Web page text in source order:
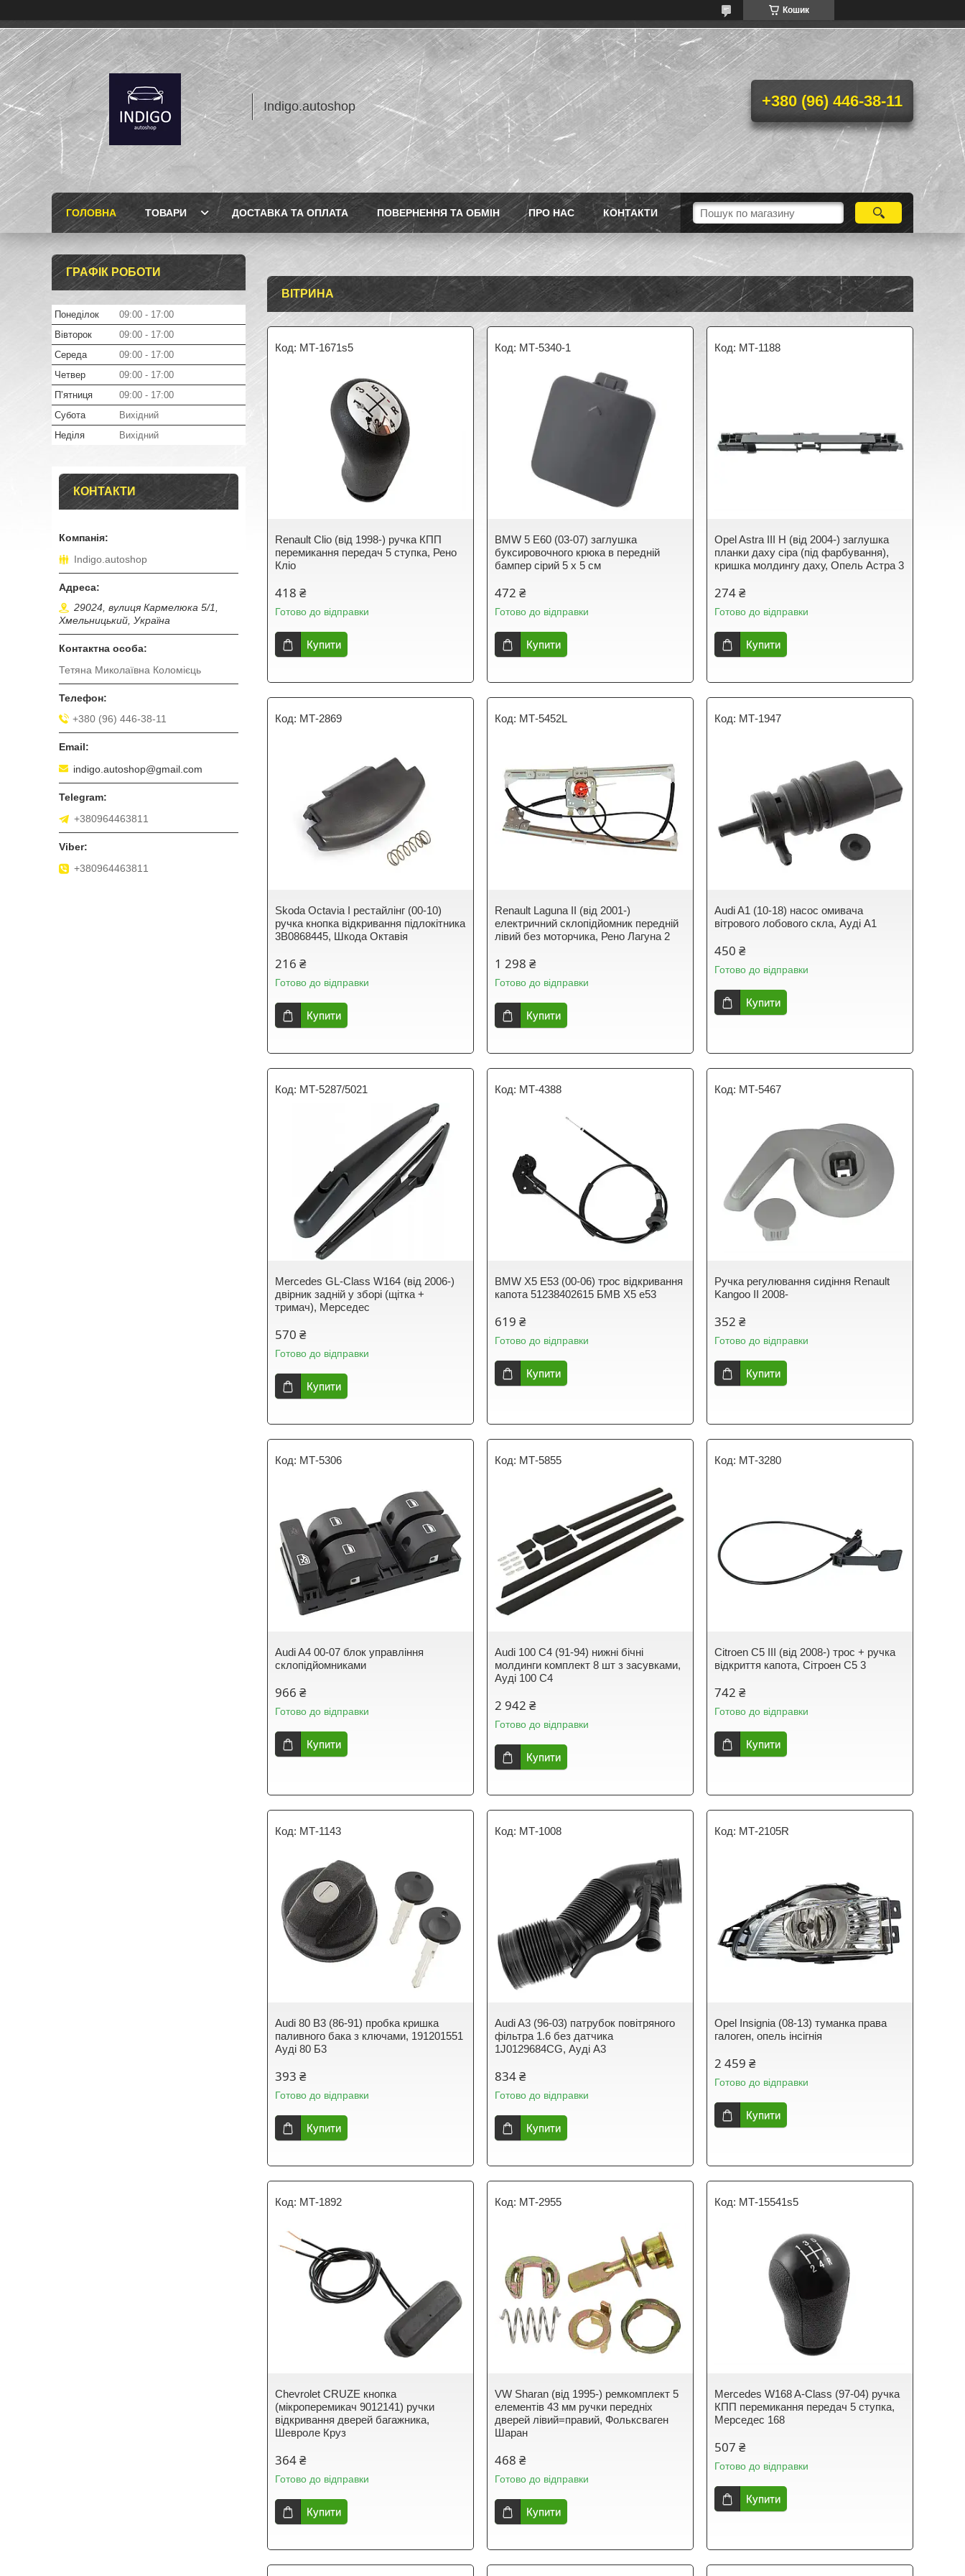
Кошик
Indigo.autoshop +380 (96) 446-38-11
ГОЛОВНА ТОВАРИ ДОСТАВКА ТА ОПЛАТА ПОВЕРНЕННЯ ТА ОБМІН ПРО НАС КОНТАКТИ
ВІТРИНА
МТ-1671s5
Renault Clio (від 1998-) ручка КПП
перемикання передач 5 ступка, Рено
Кліо
418 ₴
Готово до відправки
Купити
МТ-5340-1
BMW 5 E60 (03-07) заглушка
буксировочного крюка в передній
бампер сірий 5 х 5 см
472 ₴
Готово до відправки
Купити
МТ-1188
Opel Astra III H (від 2004-) заглушка
планки даху сіра (під фарбування),
кришка молдингу даху, Опель Астра 3
274 ₴
Готово до відправки
Купити
МТ-2869
Skoda Octavia I рестайлінг (00-10)
ручка кнопка відкривання підлокітника
3B0868445, Шкода Октавія
216 ₴
Готово до відправки
Купити
МТ-5452L
Renault Laguna II (від 2001-)
електричний склопідйомник передній
лівий без моторчика, Рено Лагуна 2
1 298 ₴
Готово до відправки
Купити
МТ-1947
Audi A1 (10-18) насос омивача
вітрового лобового скла, Ауді А1
450 ₴
Готово до відправки
Купити
МТ-5287/5021
Mercedes GL-Class W164 (від 2006-)
двірник задній у зборі (щітка +
тримач), Мерседес
570 ₴
Готово до відправки
Купити
МТ-4388
BMW X5 E53 (00-06) трос відкривання
капота 51238402615 БМВ Х5 е53
619 ₴
Готово до відправки
Купити
МТ-5467
Ручка регулювання сидіння Renault
Kangoo II 2008-
352 ₴
Готово до відправки
Купити
МТ-5306
Audi A4 00-07 блок управління
склопідйомниками
966 ₴
Готово до відправки
Купити
МТ-5855
Audi 100 C4 (91-94) нижні бічні
молдинги комплект 8 шт з засувками,
Ауді 100 С4
2 942 ₴
Готово до відправки
Купити
МТ-3280
Citroen C5 III (від 2008-) трос + ручка
відкриття капота, Сітроен С5 3
742 ₴
Готово до відправки
Купити
МТ-1143
Audi 80 B3 (86-91) пробка кришка
паливного бака з ключами, 191201551
Ауді 80 Б3
393 ₴
Готово до відправки
Купити
МТ-1008
Audi A3 (96-03) патрубок повітряного
фільтра 1.6 без датчика
1J0129684CG, Ауді А3
834 ₴
Готово до відправки
Купити
МТ-2105R
Opel Insignia (08-13) туманка права
галоген, опель інсігнія
2 459 ₴
Готово до відправки
Купити
МТ-1892
Chevrolet CRUZE кнопка
(мікроперемикач 9012141) ручки
відкривання дверей багажника,
Шевроле Круз
364 ₴
Готово до відправки
Купити
МТ-2955
VW Sharan (від 1995-) ремкомплект 5
елементів 43 мм ручки передніх
дверей лівий=правий, Фольксваген
Шаран
468 ₴
Готово до відправки
Купити
МТ-15541s5
Mercedes W168 A-Class (97-04) ручка
КПП перемикання передач 5 ступка,
Мерседес 168
507 ₴
Готово до відправки
Купити
ГРАФІК РОБОТИ
Понеділок 09:00
17:00
Вівторок
09:00
17:00
Середа
09:00
17:00
Четвер
09:00
17:00
Пʼятниця
09:00
17:00
Субота
Вихідний
Неділя
Вихідний
КОНТАКТИ
Indigo.autoshop
29024, вулиця Кармелюка 5/1,
Хмельницький, Україна
Тетяна Миколаївна Коломієць
+380 (96) 446-38-11
indigo.autoshop@gmail.com
+380964463811
+380964463811